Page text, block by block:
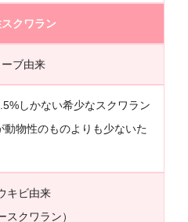
クワラン
ブ由来
しかない希少なスクワラン
物性のものよりも少ないた
キビ由来
スクワラン）